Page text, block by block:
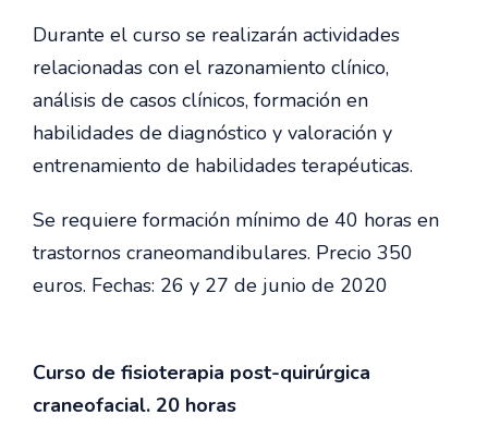
Durante el curso se realizarán actividades
relacionadas con el razonamiento clínico,
análisis de casos clínicos, formación en
habilidades de diagnóstico y valoración y
entrenamiento de habilidades terapéuticas.
Se requiere formación mínimo de 40 horas en
trastornos craneomandibulares. Precio 350
euros. Fechas: 26 y 27 de junio de 2020
Curso de fisioterapia post-quirúrgica
craneofacial. 20 horas